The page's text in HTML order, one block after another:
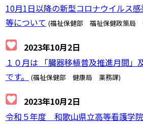
10月1日以降の新型コロナウイルス
等について (福祉保健部 福祉保健政策局
2023年10月2日
１０月は 「臓器移植普及推進月間」
です。
(福祉保健部 健康局 薬務課)
2023年10月2日
令和５年度 和歌山県立高等看護学